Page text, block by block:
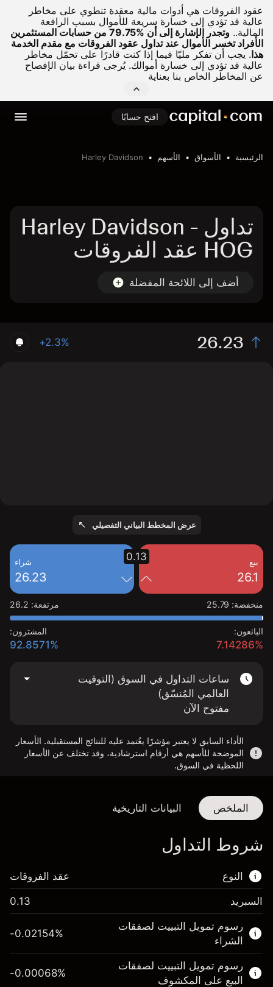
عقود الفروقات هي أدوات مالية معقدة تنطوي على مخاطر
عالية قد تؤدي إلى خسارة سريعة للأموال بسبب الرافعة
المالية..
وتجدر الإشارة إلى أن %79.75 من حسابات المستثمرين
الأفراد تخسر الأموال عند تداول عقود الفروقات مع مقدم الخدمة
هذا. يجب أن تفكر مليّا فيما إذا كنت قادرًا على تحمّل مخاطر
عالية قد تؤدي إلى خسارة أموالك. يُرجى قراءة بيان الإفصاح
عن المخاطر الخاص بنا بعناية
افتح حسابًا
الرئيسية الأسواق الأسهم Harley Davidson
تداول Harley Davidson -
HOG عقد الفروقات
أضف إلى اللائحة المفضلة
26.23
+2.3%
عرض المخطط البياني التفصيلي
بيع
26.1
شراء
26.23
0.13
منخفضة:
25.79 مرتفعة:
26.2
البائعون:
7.14286%
المشترون:
92.8571%
ساعات التداول في السوق (التوقيت
العالمي المُنسّق)
مفتوح الآن
الأداء السابق لا يعتبر مؤشرًا يعُتمد عليه للنتائج المستقبلية. الأسعار
الموضحة للأسهم هي أرقام استرشادية، وقد تختلف عن الأسعار
اللحظية في السوق.
الملخص البيانات التاريخية
شروط التداول
النوع
هذا السوق المالي متاح للتداول من خلال عقود
الفروقات.
اعرف المزيد عن:
عقود الفروقات
عقد الفروقات
السبريد 0.13
رسوم تمويل التبييت لصفقات
الشراء
-0.02154%
رسوم تمويل التبييت لصفقات
البيع على المكشوف
-0.00068%